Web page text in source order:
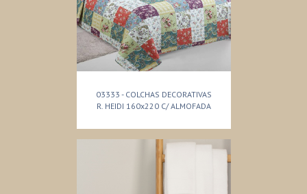
03333 - COLCHAS DECORATIVAS
R. HEIDI 160x220 C/ ALMOFADA